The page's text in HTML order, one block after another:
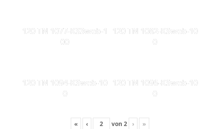
120 TN 1077-KS3web-1
00
120 TN 1082-KSweb-10
0
120 TN 1094-KSweb-10
0
120 TN 1096-KSweb-10
0
« ‹ von 2 › »